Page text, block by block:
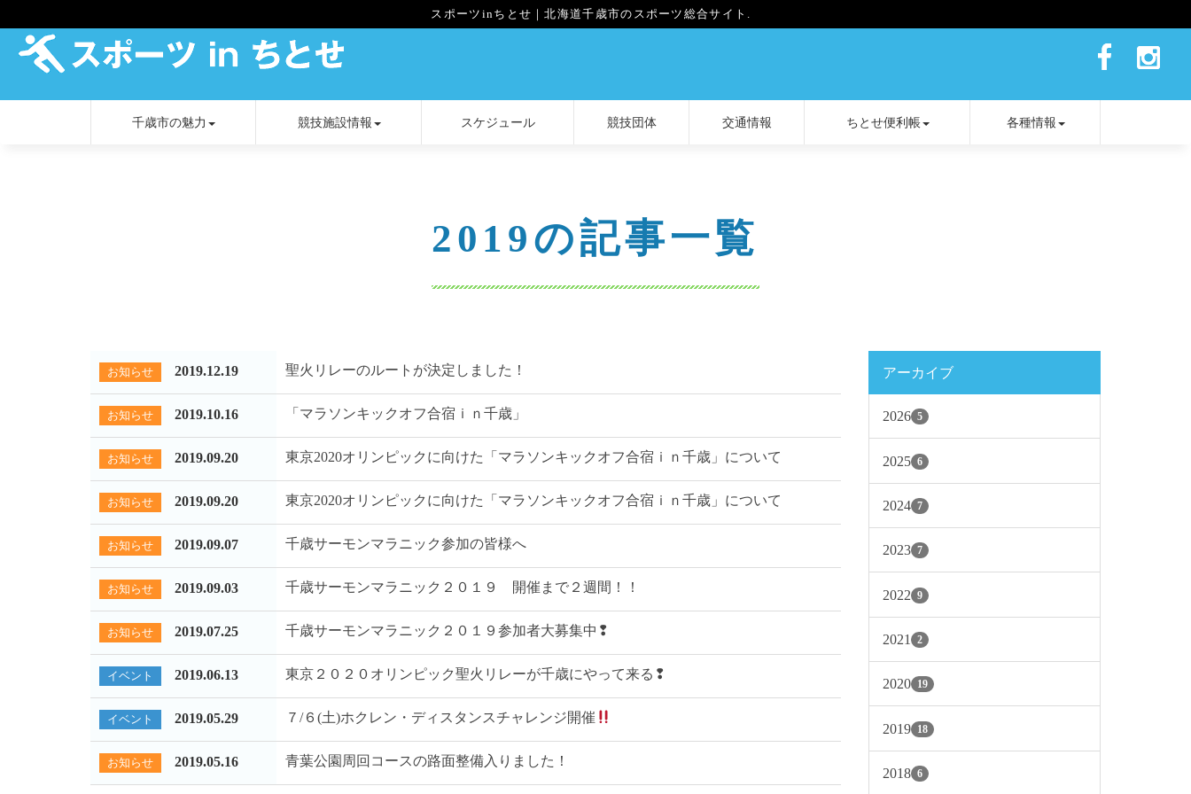
スポーツinちとせ｜北海道千歳市のスポーツ総合サイト.
千歳市の魅力 競技施設情報 スケジュール 競技団体 交通情報 ちとせ便利帳 各種情報
2019の記事一覧
お知らせ 2019.12.19 聖火リレーのルートが決定しました！
お知らせ 2019.10.16 「マラソンキックオフ合宿ｉｎ千歳」
お知らせ 2019.09.20 東京2020オリンピックに向けた「マラソンキックオフ合宿ｉｎ千歳」について
お知らせ 2019.09.20 東京2020オリンピックに向けた「マラソンキックオフ合宿ｉｎ千歳」について
お知らせ 2019.09.07 千歳サーモンマラニック参加の皆様へ
お知らせ 2019.09.03 千歳サーモンマラニック２０１９ 開催まで２週間！！
お知らせ 2019.07.25 千歳サーモンマラニック２０１９参加者大募集中❢
イベント 2019.06.13 東京２０２０オリンピック聖火リレーが千歳にやって来る❢
イベント 2019.05.29 ７/６(土)ホクレン・ディスタンスチャレンジ開催
お知らせ 2019.05.16 青葉公園周回コースの路面整備入りました！
アーカイブ
2026 5
2025 6
2024 7
2023 7
2022 9
2021 2
2020 19
2019 18
2018 6